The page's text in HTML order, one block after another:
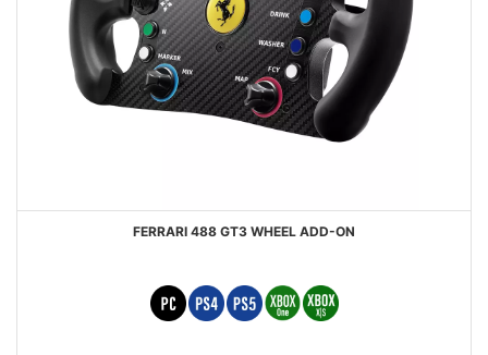
FERRARI 488 GT3 WHEEL ADD-ON